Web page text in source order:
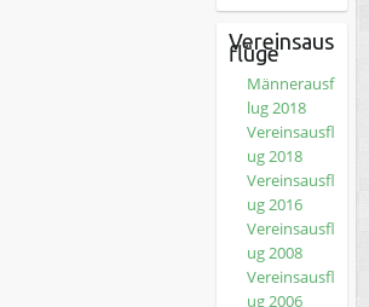
Vereinsaus
flüge
Männerausf
lug 2018
Vereinsausfl
ug 2018
Vereinsausfl
ug 2016
Vereinsausfl
ug 2008
Vereinsausfl
ug 2006